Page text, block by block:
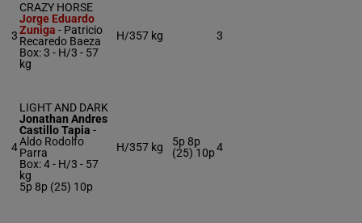
3
CRAZY HORSE
Jorge Eduardo
Zuniga - Patricio
Recaredo Baeza
Box: 3 - H/3 - 57
kg
H/357 kg 3
4
LIGHT AND DARK
Jonathan Andres
Castillo Tapia -
Aldo Rodolfo
Parra
Box: 4 - H/3 - 57
kg
5p 8p (25) 10p
H/357 kg
5p 8p
(25) 10p4